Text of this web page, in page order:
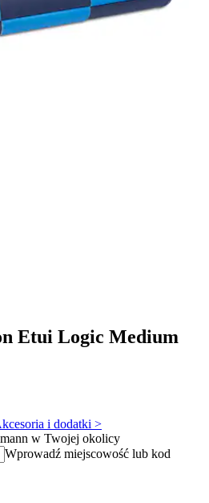
Etui Logic Medium
i dodatki >
w Twojej okolicy
Wprowadź miejscowość lub kod